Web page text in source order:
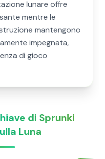
lunare offre
mentre le
mantengono
impegnata,
di gioco
di Sprunki
Luna